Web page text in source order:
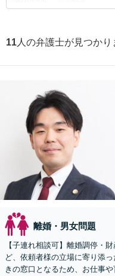
11 人の弁護士が見つかり
離婚・男女問題
【子連れ相談可】離婚調停・
ど、依頼者様の立場に寄り添
きの窓口となるため、お仕事